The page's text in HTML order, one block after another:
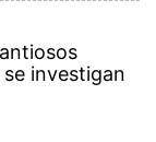
investigan